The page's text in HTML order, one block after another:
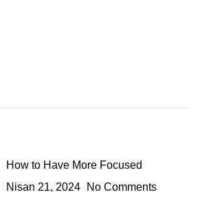
How to Have More Focused
Nisan 21, 2024
No Comments